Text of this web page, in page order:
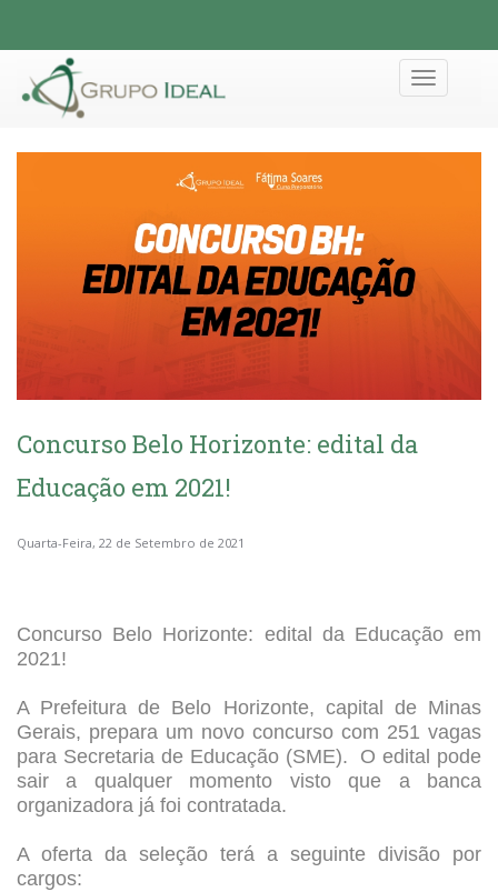
Toggle
Concurso Belo Horizonte: edital da
Educação em 2021!
Quarta-Feira, 22 de Setembro de 2021
Concurso Belo Horizonte: edital da Educação em
2021!
A Prefeitura de Belo Horizonte, capital de Minas
Gerais, prepara um novo concurso com 251 vagas
para Secretaria de Educação (SME). O edital pode
sair a qualquer momento visto que a banca
organizadora já foi contratada.
A oferta da seleção terá a seguinte divisão por
cargos: